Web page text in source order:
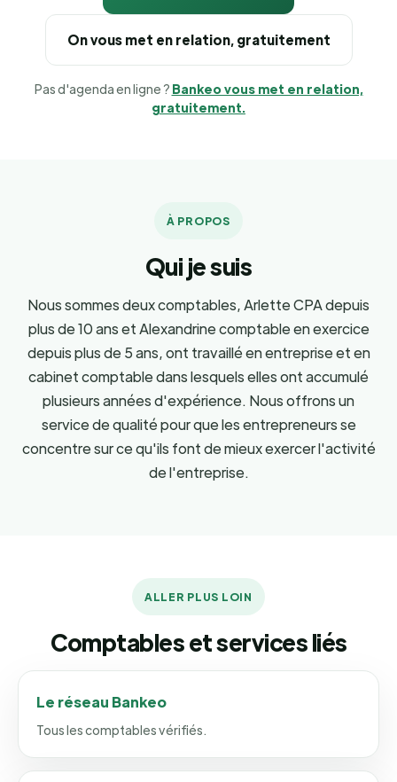
On vous met en relation, gratuitement
Pas d'agenda en ligne ? Bankeo vous met en relation,
gratuitement.
À PROPOS
Qui je suis
Nous sommes deux comptables, Arlette CPA depuis
plus de 10 ans et Alexandrine comptable en exercice
depuis plus de 5 ans, ont travaillé en entreprise et en
cabinet comptable dans lesquels elles ont accumulé
plusieurs années d'expérience. Nous offrons un
service de qualité pour que les entrepreneurs se
concentre sur ce qu'ils font de mieux exercer l'activité
de l'entreprise.
ALLER PLUS LOIN
Comptables et services liés
Le réseau Bankeo
Tous les comptables vérifiés.